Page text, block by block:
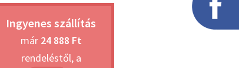
Ingyenes szállítás
már 24 888 Ft
rendeléstől, a